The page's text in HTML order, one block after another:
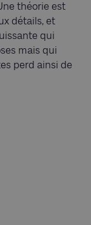
théorie est
détails, et
qui
mais qui
perd ainsi de